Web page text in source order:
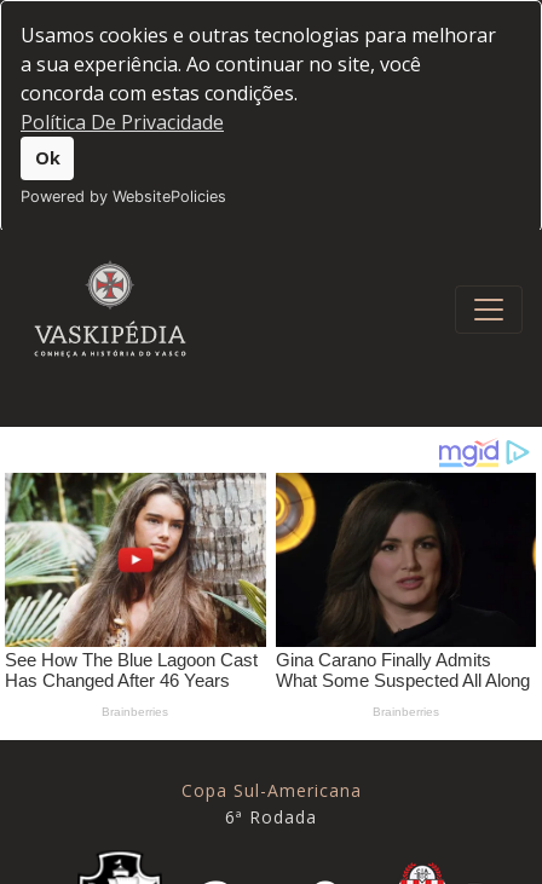
Usamos cookies e outras tecnologias para melhorar
a sua experiência. Ao continuar no site, você
concorda com estas condições.
Política De Privacidade
Ok
Powered by WebsitePolicies
Copa Sul-Americana
6ª Rodada